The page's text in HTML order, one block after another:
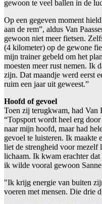
gewoon te veel ballen in de
Op een gegeven moment
aan de rem”, aldus Van
gewoon niet meer fietsen.
(4 kilometer) op de gewone
mijn trainer gebeld om het
moesten meer rust nemen. Ik
zijn. Dat maandje werd eerst
ruim een jaar uit geweest.”
Hoofd of gevoel
Toen zij terugkwam, had Van
“Topsport wordt heel erg
naar mijn hoofd, maar had
gevoel te luisteren. Ik maakte
liet de strengheid voor mezelf
lichaam. Ik kwam erachter
ik wilde vooral gewoon
"Ik krijg energie van buiten
voeren met mensen. Die drie